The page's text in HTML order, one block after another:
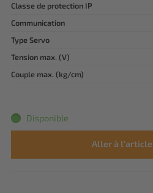
Classe de protection IP
Communication
Type Servo
Tension max. (V)
Couple max. (kg/cm)
Disponible
Aller à l'article